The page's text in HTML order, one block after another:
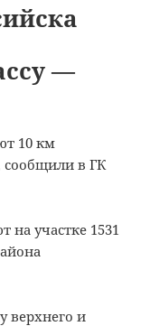
—
10 км
сообщили в ГК
на участке 1531
верхнего и